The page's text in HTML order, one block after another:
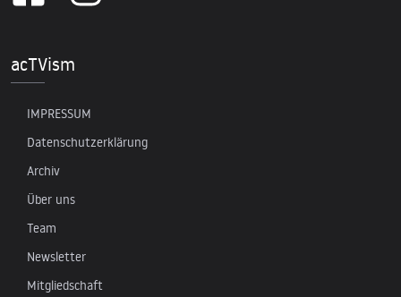
acTVism
IMPRESSUM
Datenschutzerklärung
Archiv
Über uns
Team
Newsletter
Mitgliedschaft